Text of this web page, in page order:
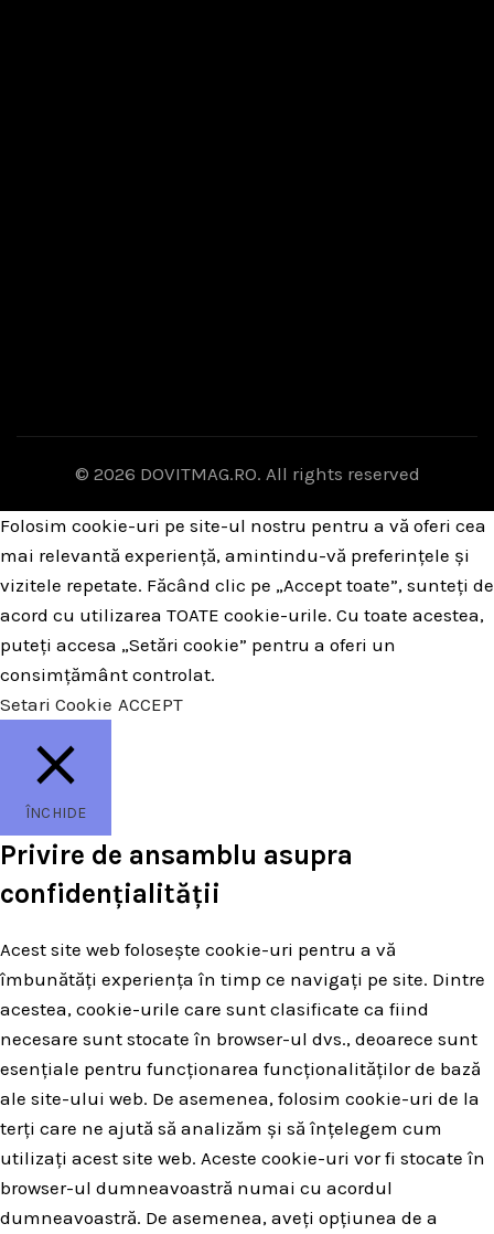
© 2026 DOVITMAG.RO. All rights reserved
Folosim cookie-uri pe site-ul nostru pentru a vă oferi cea
mai relevantă experiență, amintindu-vă preferințele și
vizitele repetate. Făcând clic pe „Accept toate”, sunteți de
acord cu utilizarea TOATE cookie-urile. Cu toate acestea,
puteți accesa „Setări cookie” pentru a oferi un
consimțământ controlat.
Setari Cookie ACCEPT
ÎNCHIDE
Privire de ansamblu asupra
confidențialității
Acest site web folosește cookie-uri pentru a vă
îmbunătăți experiența în timp ce navigați pe site. Dintre
acestea, cookie-urile care sunt clasificate ca fiind
necesare sunt stocate în browser-ul dvs., deoarece sunt
esențiale pentru funcționarea funcționalităților de bază
ale site-ului web. De asemenea, folosim cookie-uri de la
terți care ne ajută să analizăm și să înțelegem cum
utilizați acest site web. Aceste cookie-uri vor fi stocate în
browser-ul dumneavoastră numai cu acordul
dumneavoastră. De asemenea, aveți opțiunea de a